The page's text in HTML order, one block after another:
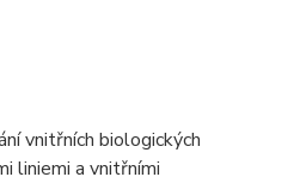
vnitřních biologických
liniemi a vnitřními